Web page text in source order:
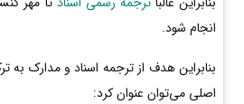
انجام شود.
بنابراین هدف از ترجمه اسناد و مدارک به
اصلی می‌توان عنوان کرد: